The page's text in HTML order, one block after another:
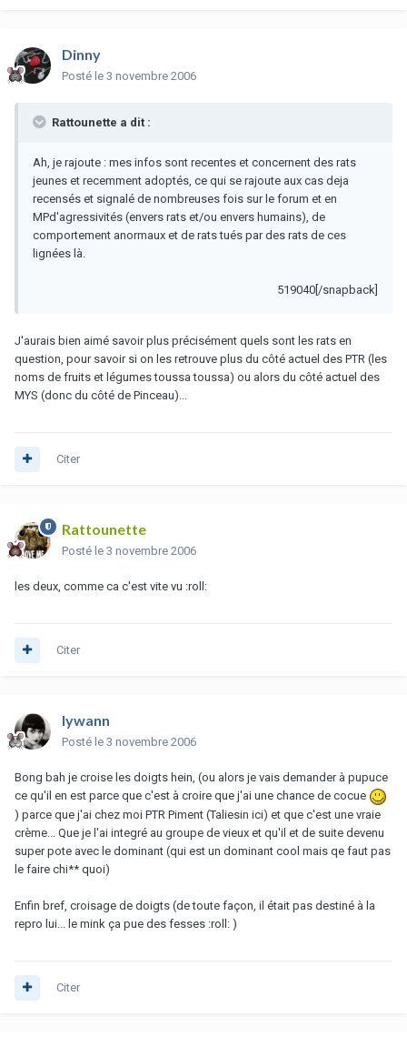
Dinny
Posté le 3 novembre 2006
Rattounette a dit :
Ah, je rajoute : mes infos sont recentes et concernent des rats
jeunes et recemment adoptés, ce qui se rajoute aux cas deja
recensés et signalé de nombreuses fois sur le forum et en
MPd'agressivités (envers rats et/ou envers humains), de
comportement anormaux et de rats tués par des rats de ces
lignées là.
519040[/snapback]
J'aurais bien aimé savoir plus précisément quels sont les rats en
question, pour savoir si on les retrouve plus du côté actuel des PTR (les
noms de fruits et légumes toussa toussa) ou alors du côté actuel des
MYS (donc du côté de Pinceau)...
Citer
Rattounette
Posté le 3 novembre 2006
les deux, comme ca c'est vite vu :roll:
Citer
lywann
Posté le 3 novembre 2006
Bong bah je croise les doigts hein, (ou alors je vais demander à pupuce
ce qu'il en est parce que c'est à croire que j'ai une chance de cocue
) parce que j'ai chez moi PTR Piment (Taliesin ici) et que c'est une vraie
crème... Que je l'ai integré au groupe de vieux et qu'il et de suite devenu
super pote avec le dominant (qui est un dominant cool mais qe faut pas
le faire chi** quoi)
Enfin bref, croisage de doigts (de toute façon, il était pas destiné à la
repro lui... le mink ça pue des fesses :roll: )
Citer